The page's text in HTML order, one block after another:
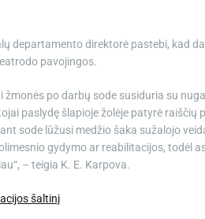
departamento direktorė pastebi, kad
pavojingos.
žmonės po darbų sode susiduria su
paslydę šlapioje žolėje patyrė
sode lūžusi medžio šaka sužalojo
gydymo ar reabilitacijos, todėl
– teigia K. E. Karpova.
šaltinį